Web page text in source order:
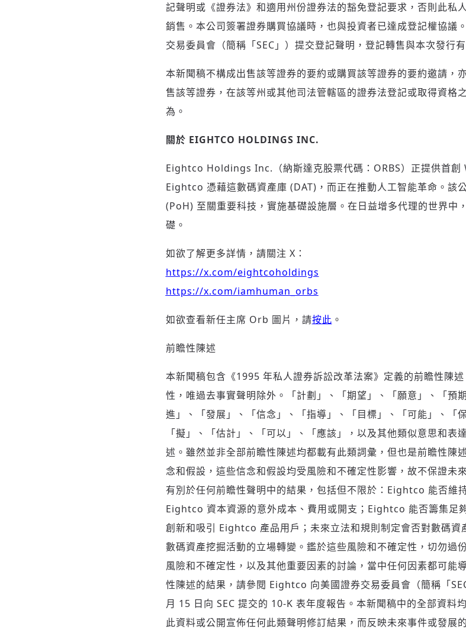
歡迎您加入《旭時報》
掌握國際政經脈動
參與下一波全球科技革命
驗證
記聲明或《證券法》和適用州份證券法的豁免登記要求，否則此私
銷售。本公司簽署證券購買協議時，也與投資者已達成登記權協議
交易委員會（簡稱「SEC」）提交登記聲明，登記轉售與本次發行
本新聞稿不構成出售該等證券的要約或購買該等證券的要約邀請，
售該等證券，在該等州或其他司法管轄區的證券法登記或取得資格
為。
關於 EIGHTCO HOLDINGS INC.
Eightco Holdings Inc.（納斯達克股票代碼：ORBS）正提供首
Eightco 憑藉這數碼資產庫 (DAT)，而正在推動人工智能革命。該
(PoH) 至關重要科技，實施基礎設施層。在日益增多代理的世界
礎。
如欲了解更多詳情，請關注 X：
https://x.com/eightcoholdings
https://x.com/iamhuman_orbs
如欲查看新任主席 Orb 圖片，請按此 。
前瞻性陳述
本新聞稿包含《1995 年私人證券訴訟改革法案》定義的前瞻性陳
性，唯過去事實聲明除外。「計劃」、「期望」、「願意」、「預
進」、「發展」、「信念」、「指導」、「目標」、「可能」、「
「擬」、「估計」、「可以」、「應該」，以及其他類似意思和表
述。雖然並非全部前瞻性陳述均都載有此類詞彙，但也是前瞻性陳
念和假設，這些信念和假設均受風險和不確定性影響，故不保證未
有別於任何前瞻性聲明中的結果，包括但不限於：Eightco 能否維
Eightco 資本資源的意外成本、費用或開支；Eightco 能否籌集足
創新和吸引 Eightco 產品用戶；未來立法和規則制定會否對數碼資
數碼資產挖掘活動的立場轉變。鑑於這些風險和不確定性，切勿過
風險和不確定性，以及其他重要因素的討論，當中任何因素都可
性陳述的結果，請參閱 Eightco 向美國證券交易委員會（簡稱「
月 15 日向 SEC 提交的 10-K 表年度報告。本新聞稿中的全部資
此資料或公開宣佈任何此類聲明修訂結果，而反映未來事件或發展